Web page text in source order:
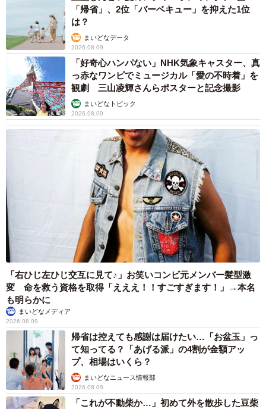
たら、『本物の源ちゃんがいる…』って。若いのに『男は
つらいよ』にはまったらしくて、うれしかったね。その子
だけやなく、『ほんとにいるんだ』と言われる方もいま
す」。柴又題経寺の寺男・源公として６９年の第１作から
レギュラー出演した蛾次郎は後追い世代にも慕われた。
5/7
「お帰り 寅さん」のポスターを背に渥美清さんを語る佐藤蛾次郎。左
の「キル・ビル」ポスターにはよく来店していたという千葉真一のサイ
ンも＝東京・銀座の「Pabu 蛾次ママ」
「帰省」、2位「バーベキュー」を抑えた1位
は？
まいどなデータ
2026.08.09
「好奇心ハンパない」NHK気象キャスター、真
っ赤なワンピでミュージカル「愛の不時着」を
観劇 三山凌輝さんらポスターと記念撮影
まいどなトピック
2026.08.09
「右ひじ左ひじ交互に見て♪」お笑いコンビ元メンバー髪型激
変 命を救う資格を取得「えええ！！すごすぎます！」→本名
も明らかに
まいどなメディア
2026.08.09
帰省は控えても感謝は届けたい…「お盆玉」っ
て知ってる？「あげる派」の4割が金額アッ
プ、相場はいくら？
まいどなニュース情報部
2026.08.09
「これが不動柴か…」初めて外を散歩した豆柴